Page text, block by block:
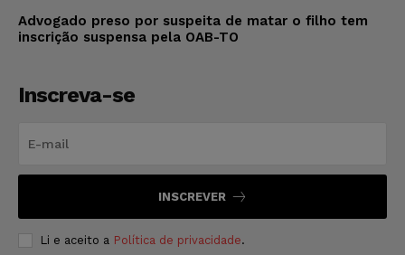
Advogado preso por suspeita de matar o filho tem
inscrição suspensa pela OAB-TO
Inscreva-se
INSCREVER
Li e aceito a Política de privacidade.